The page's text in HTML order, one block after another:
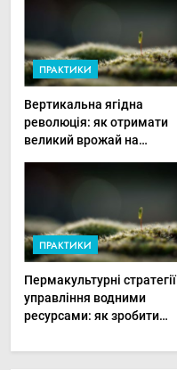
ПРАКТИКИ
Вертикальна ягідна
революція: як отримати
великий врожай на
ПРАКТИКИ
Пермакультурні стратегії
управління водними
ресурсами: як зробити
до посухи